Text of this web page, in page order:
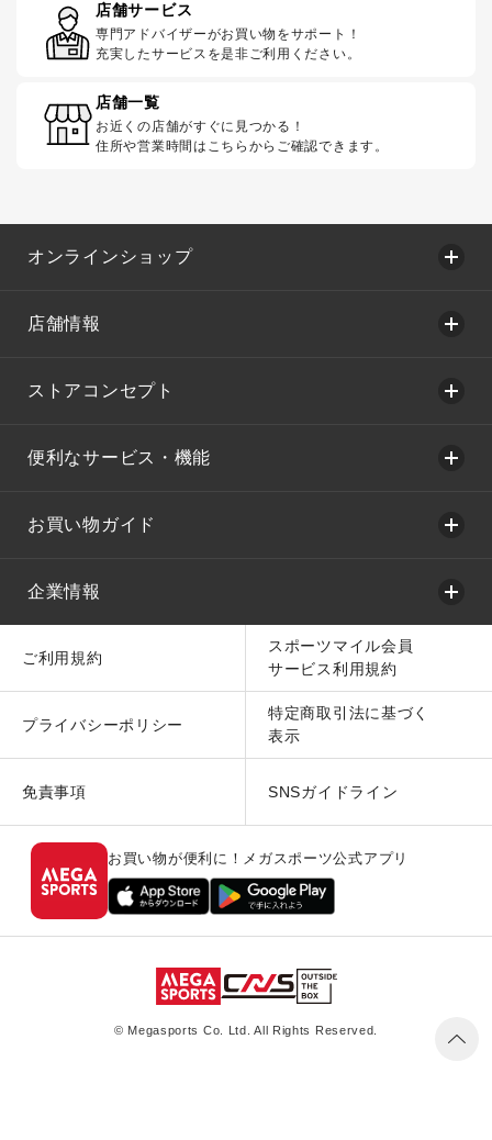
店舗サービス
専門アドバイザーがお買い物をサポート！
充実したサービスを是非ご利用ください。
店舗一覧
お近くの店舗がすぐに見つかる！
住所や営業時間はこちらからご確認できます。
オンラインショップ
店舗情報
ストアコンセプト
便利なサービス・機能
お買い物ガイド
企業情報
ご利用規約
スポーツマイル会員
サービス利用規約
プライバシーポリシー
特定商取引法に基づく
表示
免責事項 SNSガイドライン
お買い物が便利に！メガスポーツ公式アプリ
© Megasports Co. Ltd. All Rights Reserved.